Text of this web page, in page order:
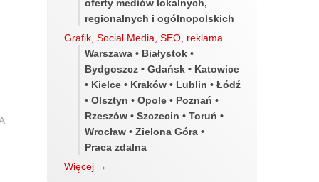
oferty mediów lokalnych,
regionalnych i ogólnopolskich
Grafik, Social Media, SEO, reklama
Warszawa • Białystok •
Bydgoszcz • Gdańsk • Katowice
• Kielce • Kraków • Lublin • Łódź
• Olsztyn • Opole • Poznań •
Rzeszów • Szczecin • Toruń •
Wrocław • Zielona Góra •
Praca zdalna
Więcej →